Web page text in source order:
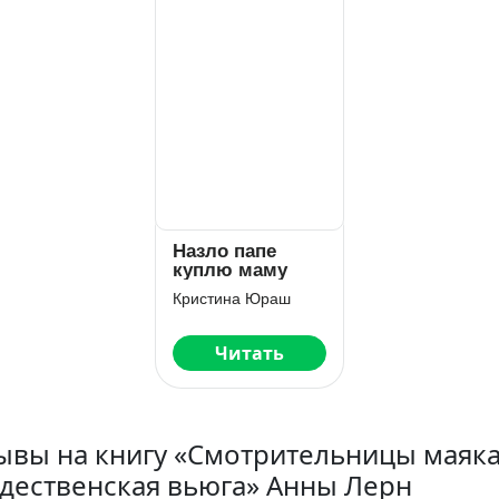
Назло папе
куплю маму
Кристина Юраш
Читать
на книгу «Смотрительницы
вьюга» Анны Лерн